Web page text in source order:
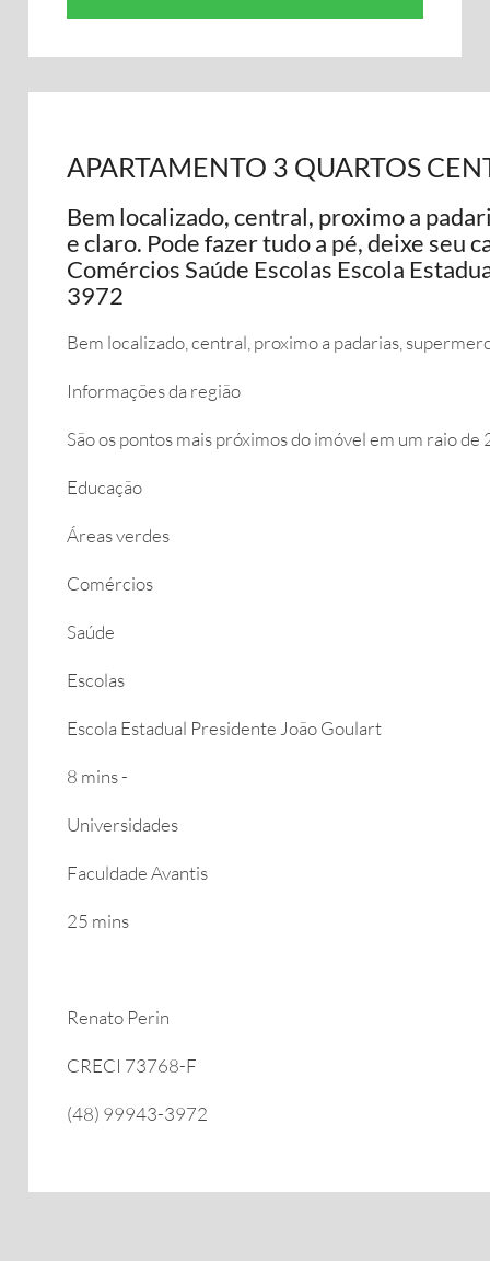
APARTAMENTO 3 QUARTOS
Bem localizado, central, proximo a
e claro. Pode fazer tudo a pé, deixe seu
Comércios Saúde Escolas Escola
3972
Bem localizado, central, proximo a padarias,
Informações da região
São os pontos mais próximos do imóvel em um raio de
Educação
Áreas verdes
Comércios
Saúde
Escolas
Escola Estadual Presidente João Goulart
8 mins -
Universidades
Faculdade Avantis
25 mins
Renato Perin
CRECI 73768-F
(48) 99943-3972